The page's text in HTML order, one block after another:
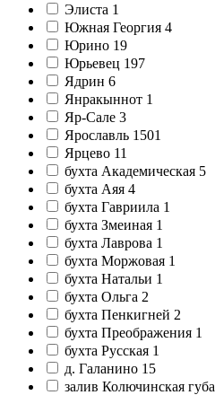
Элиста 1
Южная Георгия 4
Юрино 19
Юрьевец 197
Ядрин 6
Янракыннот 1
Яр-Сале 3
Ярославль 1501
Ярцево 11
бухта Академическая 5
бухта Аяя 4
бухта Гавриила 1
бухта Змеиная 1
бухта Лаврова 1
бухта Моржовая 1
бухта Натальи 1
бухта Ольга 2
бухта Пенкигней 2
бухта Преображения 1
бухта Русская 1
д. Галанино 15
залив Колючинская губа